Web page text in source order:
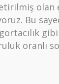
Bu
oranlı